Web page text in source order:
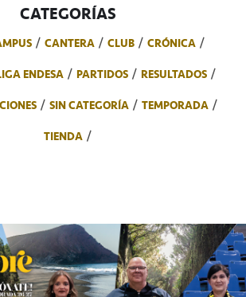
CATEGORÍAS
CANTERA CLUB
CRÓNICA
ENDESA PARTIDOS
RESULTADOS
SIN CATEGORÍA
TEMPORADA
TIENDA